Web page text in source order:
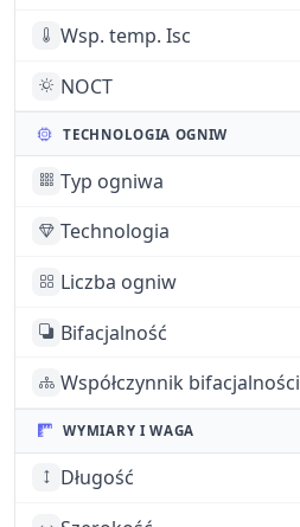
Wsp. temp. Isc
NOCT
TECHNOLOGIA OGNIW
Typ ogniwa
Technologia
Liczba ogniw
Bifacjalność
Współczynnik bifacjalności
WYMIARY I WAGA
Długość